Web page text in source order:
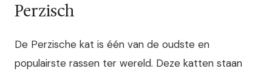
Perzisch
De Perzische kat is één van de oudste en
populairste rassen ter wereld. Deze katten staan